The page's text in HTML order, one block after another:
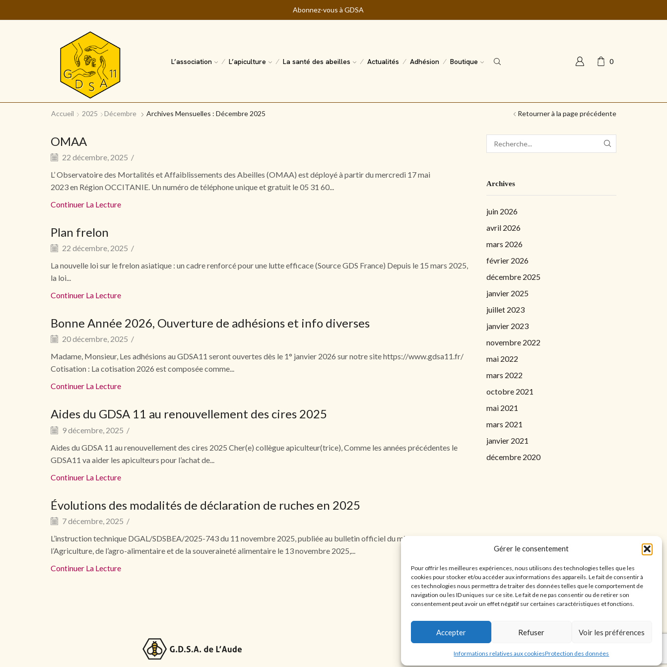
Gérer le consentement
Pour offrir les meilleures expériences, nous utilisons des technologies telles que les
cookies pour stocker et/ou accéder aux informations des appareils. Le fait de consentir à
ces technologies nous permettra de traiter des données telles que le comportement de
navigation ou les ID uniques sur ce site. Le fait de ne pas consentir ou de retirer son
consentement peut avoir un effet négatif sur certaines caractéristiques et fonctions.
Accepter Refuser Voir les préférences
Informations relatives aux cookiesProtection des données
Abonnez-vous à GDSA
L’association L’apiculture La santé des abeilles Actualités Adhésion Boutique 0
Retourner à la page précédente
Accueil 2025 Décembre Archives Mensuelles : Décembre 2025
OMAA
22 décembre, 2025 /
L’ Observatoire des Mortalités et Affaiblissements des Abeilles (OMAA) est déployé à partir du mercredi 17 mai
2023 en Région OCCITANIE. Un numéro de téléphone unique et gratuit le 05 31 60...
Continuer La Lecture
Plan frelon
22 décembre, 2025 /
La nouvelle loi sur le frelon asiatique : un cadre renforcé pour une lutte efficace (Source GDS France) Depuis le 15 mars 2025,
la loi...
Continuer La Lecture
Bonne Année 2026, Ouverture de adhésions et info diverses
20 décembre, 2025 /
Madame, Monsieur, Les adhésions au GDSA11 seront ouvertes dès le 1° janvier 2026 sur notre site https://www.gdsa11.fr/
Cotisation : La cotisation 2026 est composée comme...
Continuer La Lecture
Aides du GDSA 11 au renouvellement des cires 2025
9 décembre, 2025 /
Aides du GDSA 11 au renouvellement des cires 2025 Cher(e) collègue apiculteur(trice), Comme les années précédentes le
GDSA11 va aider les apiculteurs pour l’achat de...
Continuer La Lecture
Évolutions des modalités de déclaration de ruches en 2025
7 décembre, 2025 /
L’instruction technique DGAL/SDSBEA/2025-743 du 11 novembre 2025, publiée au bulletin officiel du ministère de
l’Agriculture, de l’agro-alimentaire et de la souveraineté alimentaire le 13 novembre 2025,...
Continuer La Lecture
Archives
juin 2026
avril 2026
mars 2026
février 2026
décembre 2025
janvier 2025
juillet 2023
janvier 2023
novembre 2022
mai 2022
mars 2022
octobre 2021
mai 2021
mars 2021
janvier 2021
décembre 2020
CGV |Mentions légales